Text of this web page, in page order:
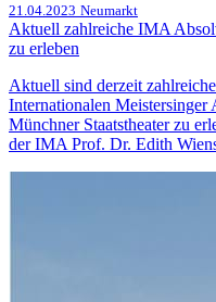
21.04.2023 Neumarkt
Aktuell zahlreiche IMA
zu erleben
Aktuell sind derzeit
Internationalen
Münchner Staatstheater zu
der IMA Prof. Dr. Edith